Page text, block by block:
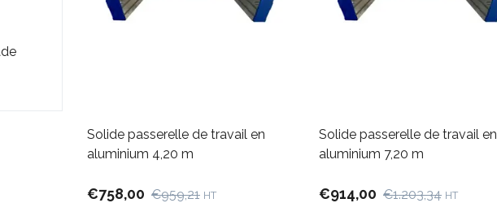
Solide passerelle de travail en
aluminium 4,20 m
€758,00 €959,21 HT
Solide passerelle de travail en
aluminium 7,20 m
€914,00 €1.203,34 HT